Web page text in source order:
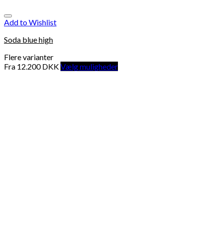
Add to Wishlist
Soda blue high
Flere varianter
Fra 12.200DKKVælg muligheder